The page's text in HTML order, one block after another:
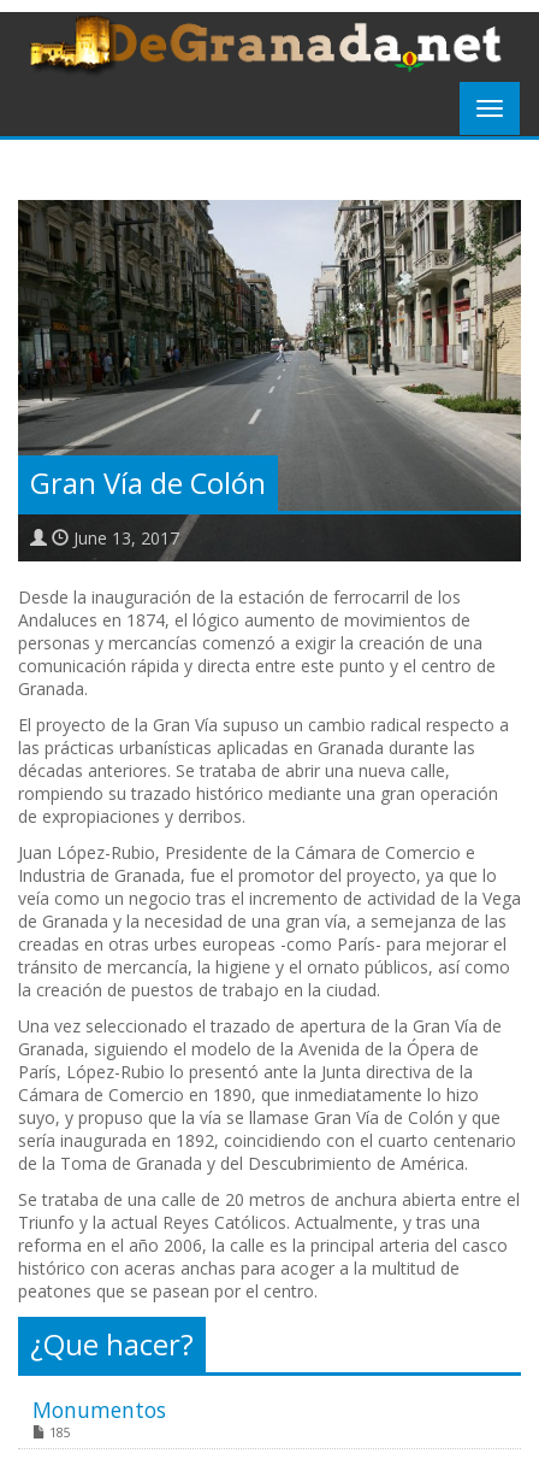
Gran Vía de Colón
June 13, 2017
Desde la inauguración de la estación de ferrocarril de los
Andaluces en 1874, el lógico aumento de movimientos de
personas y mercancías comenzó a exigir la creación de una
comunicación rápida y directa entre este punto y el centro de
Granada.
El proyecto de la Gran Vía supuso un cambio radical respecto a
las prácticas urbanísticas aplicadas en Granada durante las
décadas anteriores. Se trataba de abrir una nueva calle,
rompiendo su trazado histórico mediante una gran operación
de expropiaciones y derribos.
Juan López-Rubio, Presidente de la Cámara de Comercio e
Industria de Granada, fue el promotor del proyecto, ya que lo
veía como un negocio tras el incremento de actividad de la Vega
de Granada y la necesidad de una gran vía, a semejanza de las
creadas en otras urbes europeas -como París- para mejorar el
tránsito de mercancía, la higiene y el ornato públicos, así como
la creación de puestos de trabajo en la ciudad.
Una vez seleccionado el trazado de apertura de la Gran Vía de
Granada, siguiendo el modelo de la Avenida de la Ópera de
París, López-Rubio lo presentó ante la Junta directiva de la
Cámara de Comercio en 1890, que inmediatamente lo hizo
suyo, y propuso que la vía se llamase Gran Vía de Colón y que
sería inaugurada en 1892, coincidiendo con el cuarto centenario
de la Toma de Granada y del Descubrimiento de América.
Se trataba de una calle de 20 metros de anchura abierta entre el
Triunfo y la actual Reyes Católicos. Actualmente, y tras una
reforma en el año 2006, la calle es la principal arteria del casco
histórico con aceras anchas para acoger a la multitud de
peatones que se pasean por el centro.
¿Que hacer?
Monumentos
185